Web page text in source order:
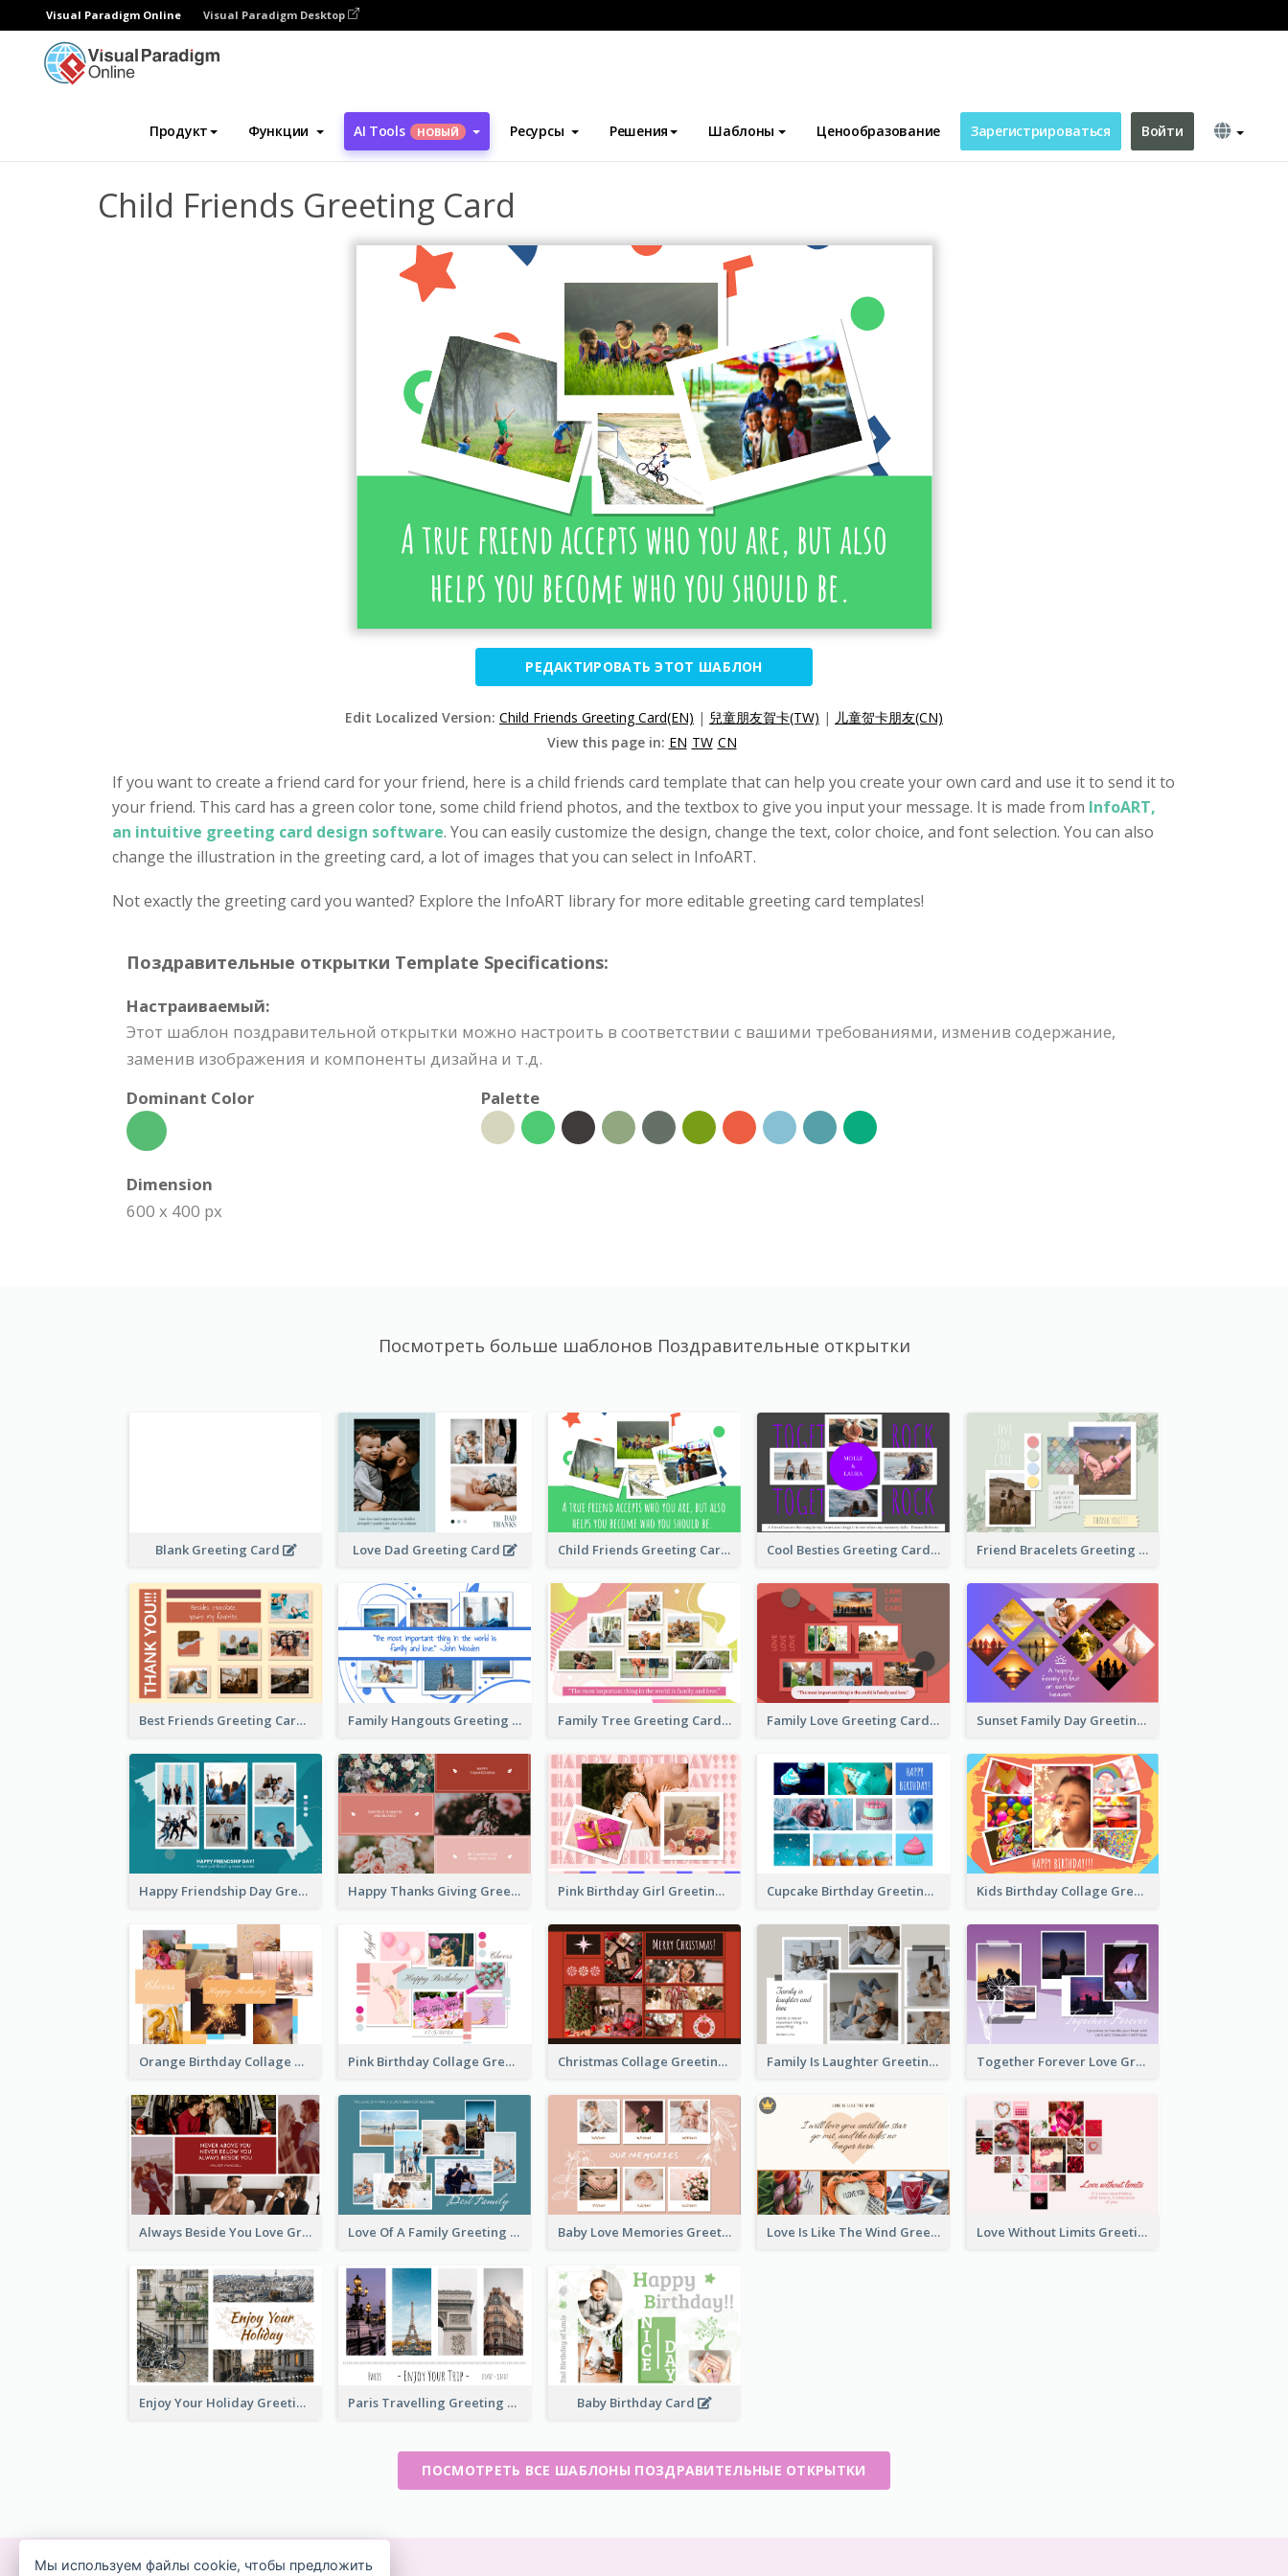
Visual Paradigm Online Visual Paradigm Desktop
Продукт Функции AI Tools НОВЫЙ Ресурсы Решения Шаблоны Ценообразование Зарегистрироваться Войти
Инструмент графического дизайна Шаблоны Поздравительные открытки
Child Friends Greeting Card
РЕДАКТИРОВАТЬ ЭТОТ ШАБЛОН
Edit Localized Version: Child Friends Greeting Card(EN) | 兒童朋友賀卡(TW) | 儿童贺卡朋友(CN)
View this page in: EN TW CN
If you want to create a friend card for your friend, here is a child friends card template that can help you create your own card and use it to send it to
your friend. This card has a green color tone, some child friend photos, and the textbox to give you input your message. It is made from InfoART,
an intuitive greeting card design software. You can easily customize the design, change the text, color choice, and font selection. You can also
change the illustration in the greeting card, a lot of images that you can select in InfoART.
Not exactly the greeting card you wanted? Explore the InfoART library for more editable greeting card templates!
Поздравительные открытки Template Specifications:
Настраиваемый:
Этот шаблон поздравительной открытки можно настроить в соответствии с вашими требованиями, изменив содержание,
заменив изображения и компоненты дизайна и т.д.
Dominant Color
Palette
Dimension
600 x 400 px
Посмотреть больше шаблонов Поздравительные открытки
Blank Greeting Card Love Dad Greeting Card Child Friends Greeting Card Cool Besties Greeting Card Friend Bracelets Greeting Card
Best Friends Greeting Card Family Hangouts Greeting Card Family Tree Greeting Card Family Love Greeting Card Sunset Family Day Greeting Card
Happy Friendship Day Greeting Card Happy Thanks Giving Greeting Card Pink Birthday Girl Greeting Card Cupcake Birthday Greeting Card Kids Birthday Collage Greeting Card
Orange Birthday Collage Greeting Card Pink Birthday Collage Greeting Card Christmas Collage Greeting Card Family Is Laughter Greeting Card Together Forever Love Greeting Card
Always Beside You Love Greeting Card Love Of A Family Greeting Card Baby Love Memories Greeting Card Love Is Like The Wind Greeting Card Love Without Limits Greeting Card
Enjoy Your Holiday Greeting Card Paris Travelling Greeting Card Baby Birthday Card
ПОСМОТРЕТЬ ВСЕ ШАБЛОНЫ ПОЗДРАВИТЕЛЬНЫЕ ОТКРЫТКИ
Мы используем файлы cookie, чтобы предложить